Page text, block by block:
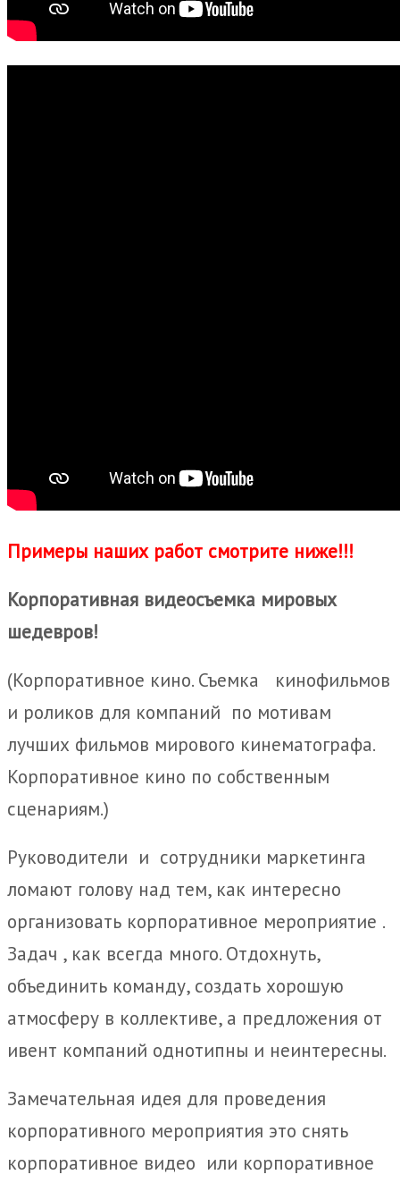
Примеры наших работ смотрите ниже!!!
Корпоративная видеосъемка мировых
шедевров!
(Корпоративное кино. Съемка кинофильмов
и роликов для компаний по мотивам
лучших фильмов мирового кинематографа.
Корпоративное кино по собственным
сценариям.)
Руководители и сотрудники маркетинга
ломают голову над тем, как интересно
организовать корпоративное мероприятие .
Задач , как всегда много. Отдохнуть,
объединить команду, создать хорошую
атмосферу в коллективе, а предложения от
ивент компаний однотипны и неинтересны.
Замечательная идея для проведения
корпоративного мероприятия это снять
корпоративное видео или корпоративное